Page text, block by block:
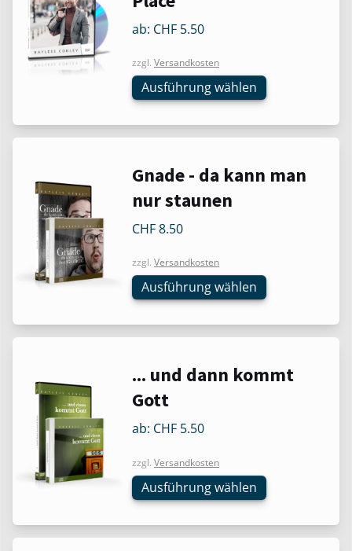
ab: CHF 5.50
zzgl. Versandkosten
Ausführung wählen
Varianten
Die
Optionen
können
der
gewählt
werden
Gnade - da kann man
nur staunen
CHF8.50
zzgl. Versandkosten
Ausführung wählen
Dieses
weist
mehrere
auf.
Die
Optionen
können
auf
Produktseite
gewählt
... und dann kommt
Gott
ab: CHF 5.50
zzgl. Versandkosten
Ausführung wählen
Dieses
weist
mehrere
auf.
Die
Optionen
können
auf